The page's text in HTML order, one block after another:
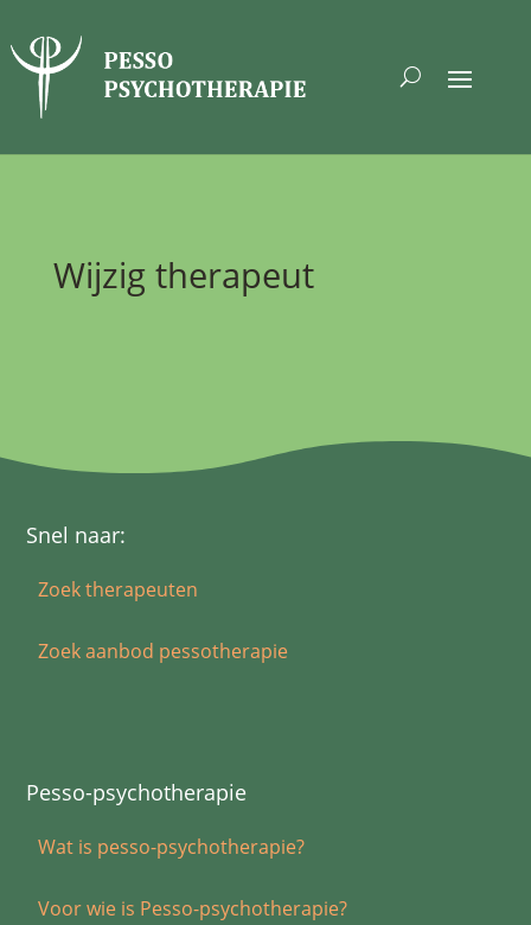
Wijzig therapeut
Snel naar:
Zoek therapeuten
Zoek aanbod pessotherapie
Pesso-psychotherapie
Wat is pesso-psychotherapie?
Voor wie is Pesso-psychotherapie?